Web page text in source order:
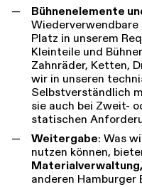
Bühnenelemente
Wiederverwendbare
Platz in unserem
Kleinteile und
Zahnräder, Ketten,
wir in unseren
Selbstverständlich
sie auch bei Zweit-
statischen
Weitergabe: Was
nutzen können,
anderen Hamburger